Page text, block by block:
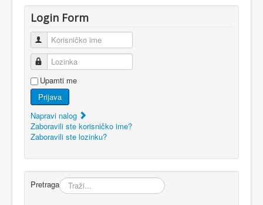
Login Form
Korisničko ime
Lozinka
Upamti me
Prijava
Napravi nalog
Zaboravili ste korisničko ime?
Zaboravili ste lozinku?
Pretraga